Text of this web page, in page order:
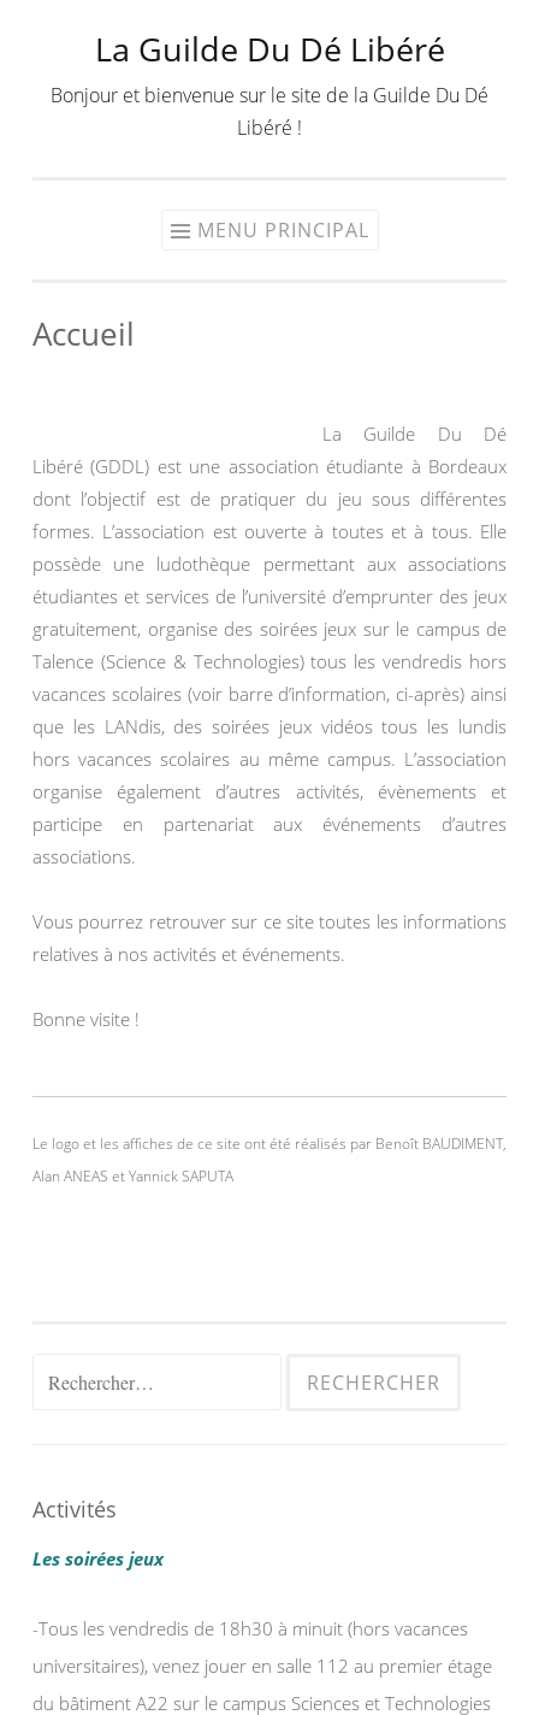
contenu
La Guilde Du Dé Libéré
Bonjour et bienvenue sur le site de la Guilde Du Dé
Libéré !
MENU PRINCIPAL
Accueil
La Guilde Du Dé
Libéré (GDDL) est une association étudiante à Bordeaux
dont l’objectif est de pratiquer du jeu sous différentes
formes. L’association est ouverte à toutes et à tous. Elle
possède une ludothèque permettant aux associations
étudiantes et services de l’université d’emprunter des jeux
gratuitement, organise des soirées jeux sur le campus de
Talence (Science & Technologies) tous les vendredis hors
vacances scolaires (voir barre d’information, ci-après) ainsi
que les LANdis, des soirées jeux vidéos tous les lundis
hors vacances scolaires au même campus. L’association
organise également d’autres activités, évènements et
participe en partenariat aux événements d’autres
associations.
Vous pourrez retrouver sur ce site toutes les informations
relatives à nos activités et événements.
Bonne visite !
Le logo et les affiches de ce site ont été réalisés par Benoît BAUDIMENT,
Alan ANEAS et Yannick SAPUTA
Rechercher :
Activités
Les soirées jeux
-Tous les vendredis de 18h30 à minuit (hors vacances
universitaires), venez jouer en salle 112 au premier étage
du bâtiment A22 sur le campus Sciences et Technologies